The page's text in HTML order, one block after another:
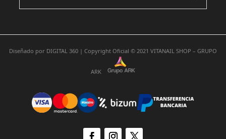
Diseñado por DIGITAL 360 | Copyright Oficial © 2021 VITANAIL SHOP – GRUPO
ARK